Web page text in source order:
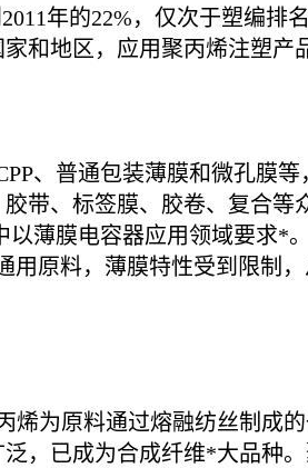
2011年的22%，仅次于塑编
和地区，应用聚丙烯注塑产
、普通包装薄膜和微孔膜
带、标签膜、胶卷、复合
以薄膜电容器应用领域要求*
用原料，薄膜特性受到限制
烯为原料通过熔融纺丝制成
，已成为合成纤维*大品种